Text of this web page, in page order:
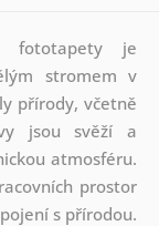
fototapety je
stromem v
přírody, včetně
jsou svěží a
atmosféru.
prostor
s přírodou.